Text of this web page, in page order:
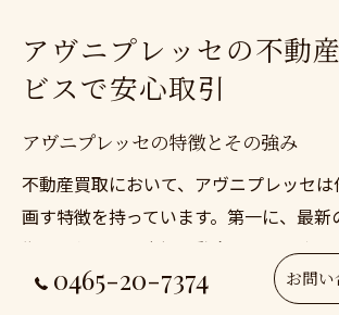
アヴニプレッセの不動
ビスで安心取引
アヴニプレッセの特徴とその強み
不動産買取において、アヴニプレッセは
画す特徴を持っています。第一に、最新
術を駆使して、市場の動向をリアルタイ
確な不動産価値を算出します。これによ
0465-20-7374 お問